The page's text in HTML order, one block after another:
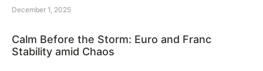
December 1, 2025
Calm Before the Storm: Euro and Franc
Stability amid Chaos